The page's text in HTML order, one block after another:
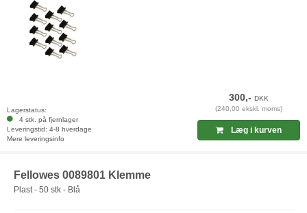
Lagerstatus:
4 stk. på fjernlager
Leveringstid: 4-8 hverdage
Mere leveringsinfo
300,-DKK
(240,00 ekskl. moms)
Læg i kurven
Fellowes 0089801 Klemme
Plast - 50 stk - Blå